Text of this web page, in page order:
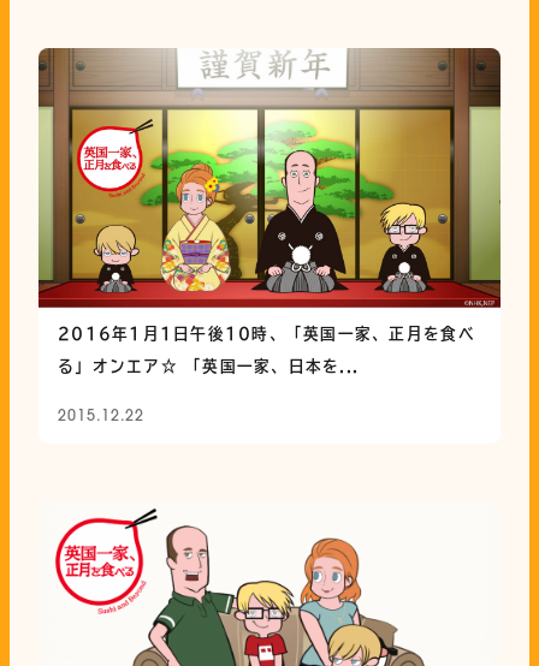
2016年1月1日午後10時、「英国一家、正月を食べ
る」オンエア☆ 「英国一家、日本を...
2015.12.22